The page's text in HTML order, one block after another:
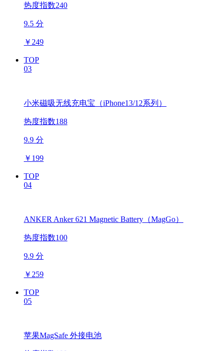
热度指数240
9.5 分
￥ 249
TOP
03
小米磁吸无线充电宝（iPhone13/12系列）
热度指数188
9.9 分
￥ 199
TOP
04
ANKER Anker 621 Magnetic Battery（MagGo）
热度指数100
9.9 分
￥ 259
TOP
05
苹果MagSafe 外接电池